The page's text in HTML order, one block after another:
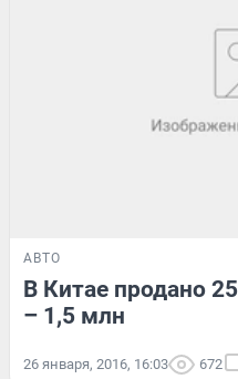
АВТО
В Китае продано
– 1,5 млн
26 января, 2016, 16:03 672